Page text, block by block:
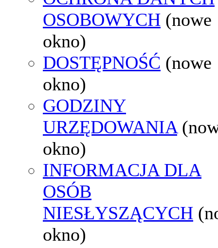
OSOBOWYCH (nowe
okno)
DOSTĘPNOŚĆ (nowe
okno)
GODZINY
URZĘDOWANIA
okno)
INFORMACJA DLA
OSÓB
NIESŁYSZĄCYCH
okno)